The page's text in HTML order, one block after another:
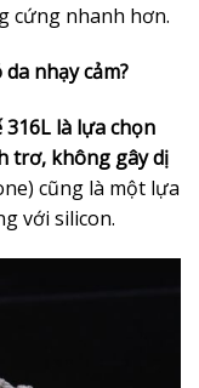
cứng nhanh hơn.
nhạy cảm?
là lựa chọn
trơ, không gây dị
cũng là một lựa
với silicon.